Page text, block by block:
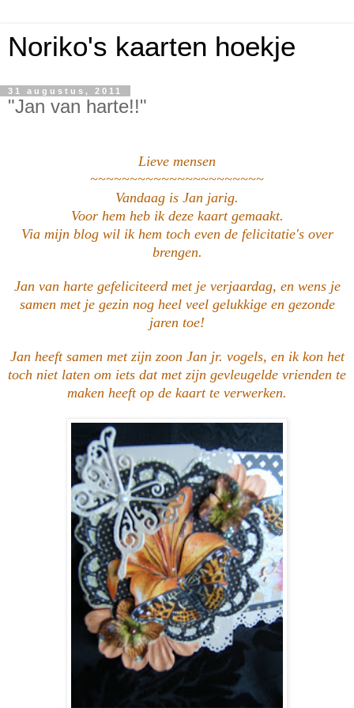
Noriko's kaarten hoekje
31 augustus, 2011
"Jan van harte!!"
Lieve mensen
~~~~~~~~~~~~~~~~~~~~~~
Vandaag is Jan jarig.
Voor hem heb ik deze kaart gemaakt.
Via mijn blog wil ik hem toch even de felicitatie's over
brengen.
Jan van harte gefeliciteerd met je verjaardag, en wens je
samen met je gezin nog heel veel gelukkige en gezonde
jaren toe!
Jan heeft samen met zijn zoon Jan jr. vogels, en ik kon het
toch niet laten om iets dat met zijn gevleugelde vrienden te
maken heeft op de kaart te verwerken.